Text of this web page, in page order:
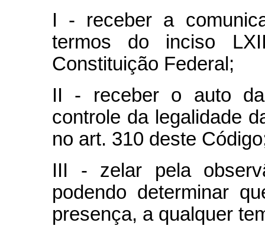
I - receber a
termos do inciso
Constituição Federal;
II - receber o auto
controle da legalidade
no art. 310 deste
III - zelar pela
podendo determinar
presença, a qualquer